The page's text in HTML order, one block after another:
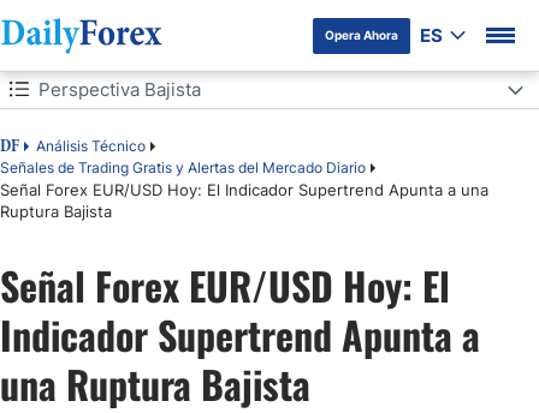
Opera Ahora ES
Tabla de contenidos
DF
Análisis Técnico
Señales de Trading Gratis y Alertas del Mercado Diario
Señal Forex EUR/USD Hoy: El Indicador Supertrend Apunta a una
Ruptura Bajista
Perspectiva Bajista
Perspectiva Bajista
PerspectivaAlcista
Señal Forex EUR/USD Hoy: El
Indicador Supertrend Apunta a
una Ruptura Bajista